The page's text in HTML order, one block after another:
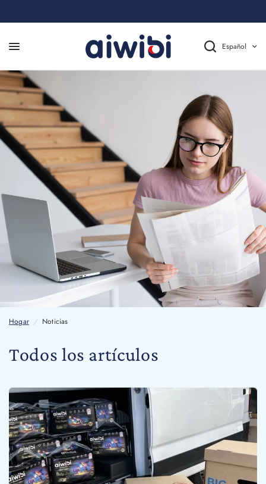
Español
Hogar / Noticias
Todos los artículos